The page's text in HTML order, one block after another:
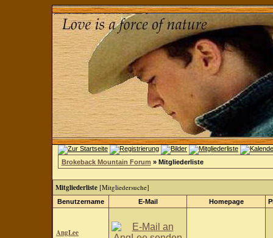
Brokeback Mountain Forum » Mitgliederliste
Mitgliederliste [Mitgliedersuche]
Benutzername E-Mail Homepage
AngLee